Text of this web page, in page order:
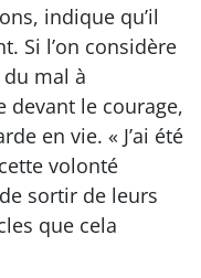
indique qu’il
Si l’on considère
mal à
devant le courage,
en vie. « J’ai été
volonté
sortir de leurs
que cela